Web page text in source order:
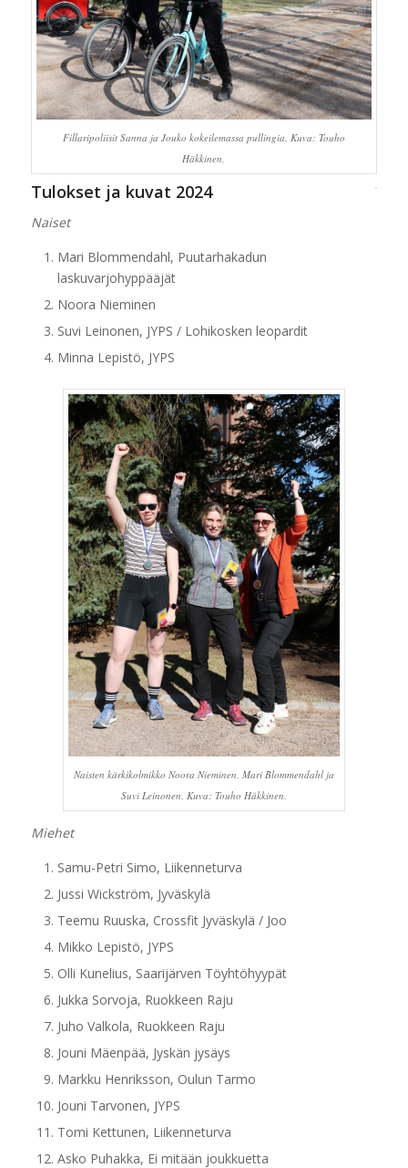
Fillaripoliisit Sanna ja Jouko kokeilemassa pullingia. Kuva: Touho
Häkkinen.
Tulokset ja kuvat 2024
Naiset
Mari Blommendahl, Puutarhakadun
laskuvarjohyppääjät
Noora Nieminen
Suvi Leinonen, JYPS / Lohikosken leopardit
Minna Lepistö, JYPS
Naisten kärkikolmikko Noora Nieminen, Mari Blommendahl ja
Suvi Leinonen. Kuva: Touho Häkkinen.
Miehet
Samu-Petri Simo, Liikenneturva
Jussi Wickström, Jyväskylä
Teemu Ruuska, Crossfit Jyväskylä / Joo
Mikko Lepistö, JYPS
Olli Kunelius, Saarijärven Töyhtöhyypät
Jukka Sorvoja, Ruokkeen Raju
Juho Valkola, Ruokkeen Raju
Jouni Mäenpää, Jyskän jysäys
Markku Henriksson, Oulun Tarmo
Jouni Tarvonen, JYPS
Tomi Kettunen, Liikenneturva
Asko Puhakka, Ei mitään joukkuetta